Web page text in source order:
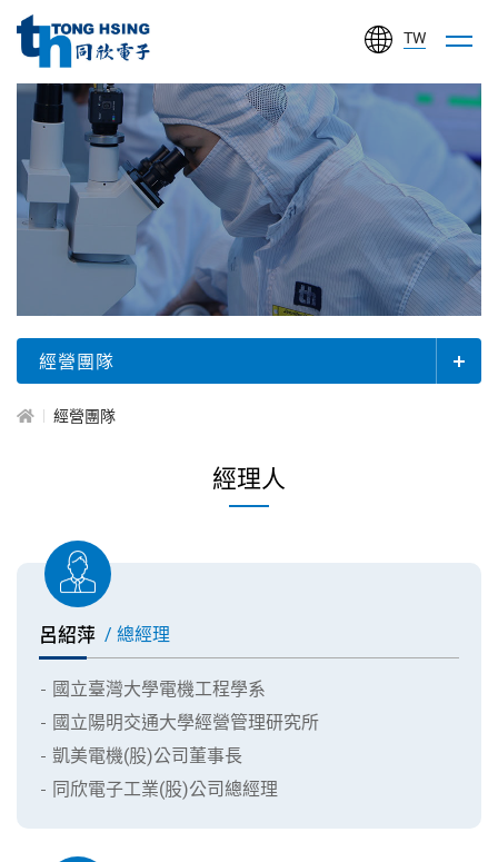
同
欣
電
子
工
份
有
限
公
TW
關
於
同
欣
經營團隊
經營團隊
經理人
呂紹萍 / 總經理
國立臺灣大學電機工程學系
國立陽明交通大學經營管理研究所
凱美電機(股)公司董事長
同欣電子工業(股)公司總經理